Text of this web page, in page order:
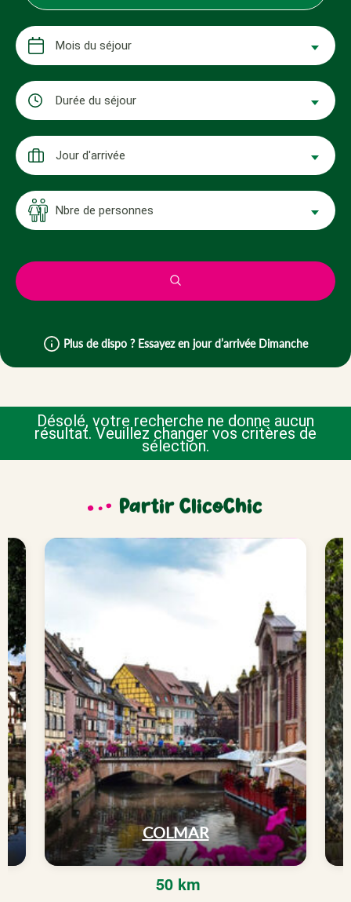
Mois du séjour
Durée du séjour
Jour d'arrivée
Nbre de personnes
Plus de dispo ? Essayez en jour d’arrivée Dimanche
Désolé, votre recherche ne donne aucun
résultat. Veuillez changer vos critères de
sélection.
Partir ClicoChic
COLMAR
50 km